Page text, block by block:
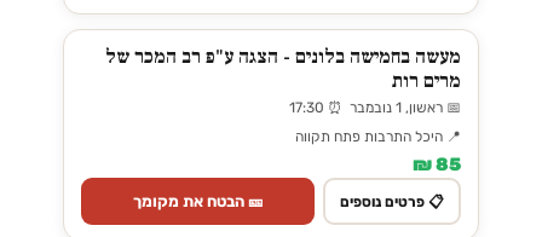
מעשה בחמישה בלונים - הצגה ע"פ רב המכר של
מרים רות
📅 ראשון, 1 נובמבר ⏰ 17:30
📍 היכל התרבות פתח תקווה
85 ₪
📋 פרטים נוספים 🎫 הבטח את מקומך